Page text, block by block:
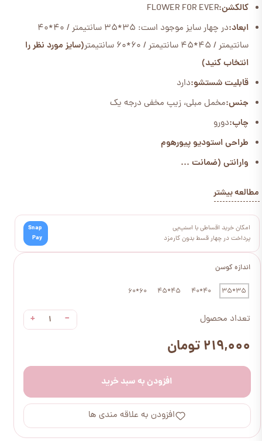
اندازه کوسن
35*35
40*40
45*45
60*60
تعداد محصول −
+
۲۱۹,۰۰۰ تومان
افزودن به سبد خرید
افزودن به علاقه مندی ها
کالکشن:FLOWER FOR EVER
ابعاد:
در چهار سایز موجود است: 35*35 سانتیمتر / 40*40
سانتیمتر / 45*45 سانتیمتر / 60*60 سانتیمتر
(سایز مورد نظر را
انتخاب کنید)
قابلیت شستشو:دارد
جنس:مخمل مبلی، زیپ مخفی درجه یک
چاپ:دورو
طراحی استودیو پیورهوم
وارانتی (ضمانت ...
مطالعه بیشتر
امکان خرید اقساطی با اسنپ‌پی
پرداخت در چهار قسط بدون کارمزد
Snap
Pay